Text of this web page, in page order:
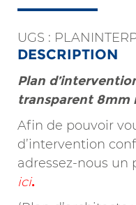
UGS :
DESCRIPTION
Plan
transparent 8mm
Afin de pouvoir
d’intervention
adressez-nous un
ici.